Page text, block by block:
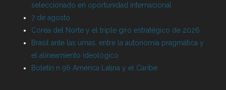
seleccionado en oportunidad internacional
7 de agosto
Corea del Norte y el triple giro estratégico de 2026
Brasil ante las urnas: entre la autonomía pragmática y
el alineamiento ideológico
Boletín n 96 América Latina y el Caribe